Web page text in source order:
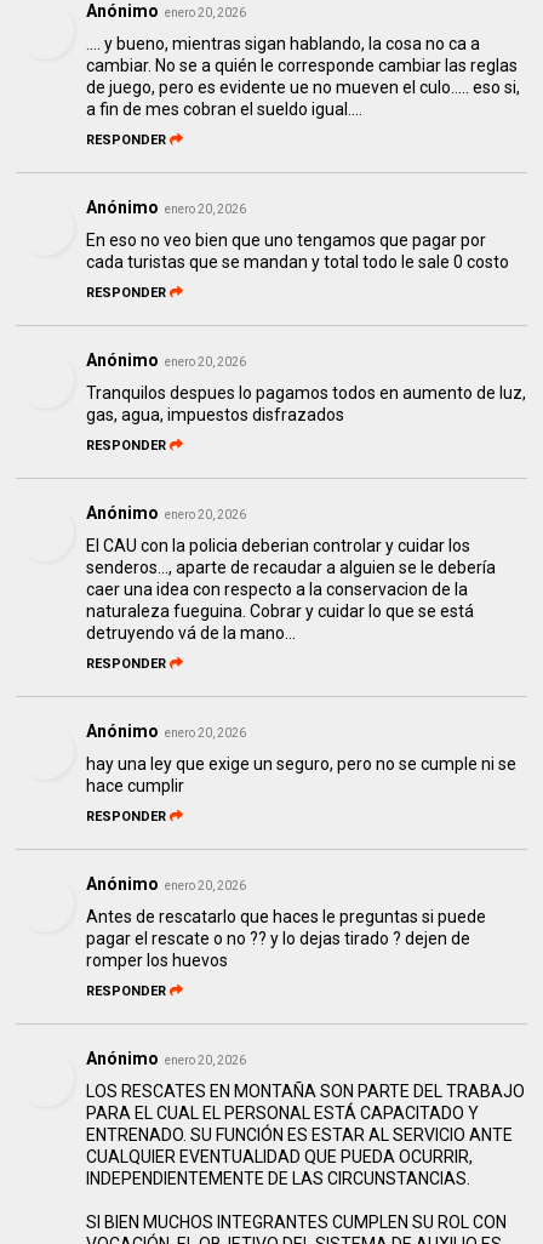
Anónimo enero 20, 2026
.... y bueno, mientras sigan hablando, la cosa no ca a
cambiar. No se a quién le corresponde cambiar las reglas
de juego, pero es evidente ue no mueven el culo..... eso si,
a fin de mes cobran el sueldo igual....
RESPONDER
Anónimo enero 20, 2026
En eso no veo bien que uno tengamos que pagar por
cada turistas que se mandan y total todo le sale 0 costo
RESPONDER
Anónimo enero 20, 2026
Tranquilos despues lo pagamos todos en aumento de luz,
gas, agua, impuestos disfrazados
RESPONDER
Anónimo enero 20, 2026
El CAU con la policia deberian controlar y cuidar los
senderos..., aparte de recaudar a alguien se le debería
caer una idea con respecto a la conservacion de la
naturaleza fueguina. Cobrar y cuidar lo que se está
detruyendo vá de la mano...
RESPONDER
Anónimo enero 20, 2026
hay una ley que exige un seguro, pero no se cumple ni se
hace cumplir
RESPONDER
Anónimo enero 20, 2026
Antes de rescatarlo que haces le preguntas si puede
pagar el rescate o no ?? y lo dejas tirado ? dejen de
romper los huevos
RESPONDER
Anónimo enero 20, 2026
LOS RESCATES EN MONTAÑA SON PARTE DEL TRABAJO
PARA EL CUAL EL PERSONAL ESTÁ CAPACITADO Y
ENTRENADO. SU FUNCIÓN ES ESTAR AL SERVICIO ANTE
CUALQUIER EVENTUALIDAD QUE PUEDA OCURRIR,
INDEPENDIENTEMENTE DE LAS CIRCUNSTANCIAS.
SI BIEN MUCHOS INTEGRANTES CUMPLEN SU ROL CON